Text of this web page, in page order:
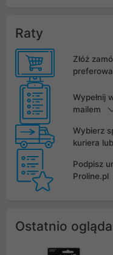
Raty
Złóż
Wypełnij
mailem
Wybierz
kuriera
Podpisz
Proline.pl
Ostatnio